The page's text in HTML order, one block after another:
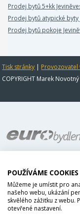
Prodej bytů 5+kk
Prodej bytů atypické byty
Prodej bytů pokoje
Tisk stránky | Provozovatel
COPYRIGHT Marek
POUŽÍVÁME COOKIES
Můžeme je umístit pro
našeho webu, ukázání
skvělého zážitku z webu.
otevřené nastavení.